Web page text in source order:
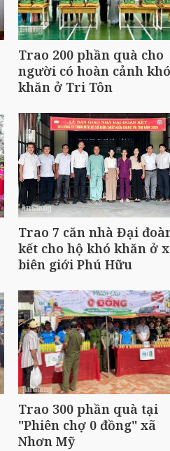
Trao 200 phần quà cho
người có hoàn cảnh khó
khăn ở Tri Tôn
Trao 7 căn nhà Đại
kết cho hộ khó khăn ở
biên giới Phú Hữu
Trao 300 phần quà tại
"Phiên chợ 0 đồng" xã
Nhơn Mỹ